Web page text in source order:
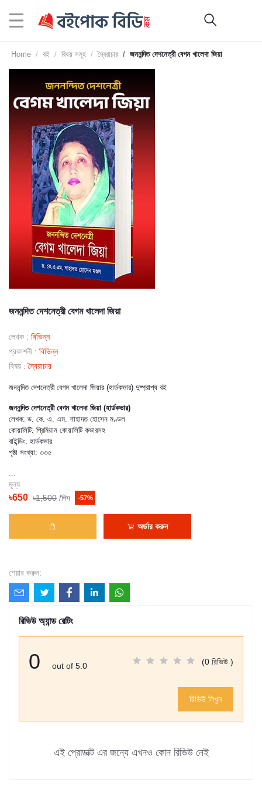
Home বই বিষয় সমূহ স্বৈরাচার জননন্দিত দেশনেত্রী বেগম খালেদা জিয়া
জননন্দিত দেশনেত্রী বেগম খালেদা জিয়া
লেখক : বিভিন্ন
প্রকাশনী : বিভিন্ন
বিষয় : স্বৈরাচার
জননন্দিত দেশনেত্রী বেগম খালেদা জিয়ার (হার্ডকভার) দুষ্প্রাপ্য বই
জননন্দিত দেশনেত্রী বেগম খালেদা জিয়া (হার্ডকভার)
লেখক: ড. কে. এ. এম. শাহাদত হোসেন মণ্ডল
কোয়ালিটি: প্রিমিয়াম কোয়ালিটি কভারসহ
বাইন্ডিং: হার্ডকভার
পৃষ্ঠা সংখ্যা: ৩৩৫
...
মূল্য
৳650 ৳1,500 /পিস -57%
অর্ডার করুন
শেয়ার করুন:
রিভিউ অ্যান্ড রেটিং
0 out of 5.0 (0 রিভিউ )
রিভিউ লিখুন
এই প্রোডাক্ট এর জন্যে এখনও কোন রিভিউ নেই